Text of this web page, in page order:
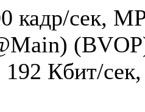
кадр/сек,
192 Кбит/